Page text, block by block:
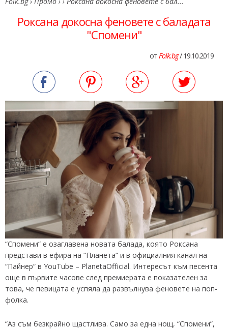
Роксана докосна феновете с баладата
"Спомени"
отFolk.bg/ 19.10.2019
“Спомени“ е озаглавена новата балада, която Роксана
представи в ефира на “Планета“ и в официалния канал на
“Пайнер“ в YouTube – PlanetaОfficial. Интересът към песента
още в първите часове след премиерата е показателен за
това, че певицата е успяла да развълнува феновете на поп-
фолка.
“Аз съм безкрайно щастлива. Само за една нощ, “Спомени”,